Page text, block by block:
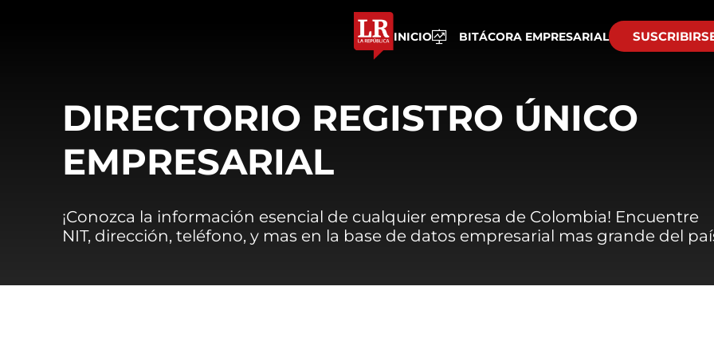
INICIO BITÁCORA EMPRESARIAL
DIRECTORIO REGISTRO ÚNICO
EMPRESARIAL
¡Conozca la información esencial de cualquier empresa de Colombia! Encuentre
NIT, dirección, teléfono, y mas en la base de datos empresarial mas grande del